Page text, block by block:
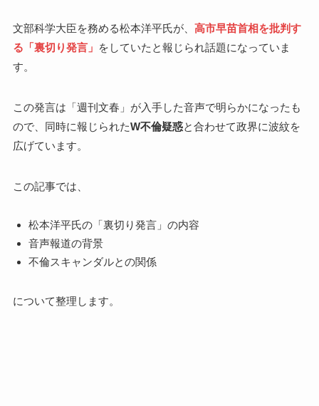
文部科学大臣を務める松本洋平氏が、 高市早苗首相を批判す
る「裏切り発言」 をしていたと報じられ話題になっていま
す。
この発言は「週刊文春」が入手した音声で明らかになったも
ので、同時に報じられたW不倫疑惑と合わせて政界に波紋を
広げています。
この記事では、
松本洋平氏の「裏切り発言」の内容
音声報道の背景
不倫スキャンダルとの関係
について整理します。